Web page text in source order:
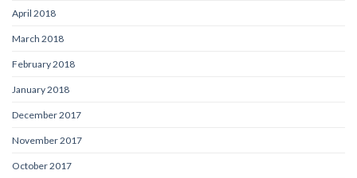
April 2018
March 2018
February 2018
January 2018
December 2017
November 2017
October 2017